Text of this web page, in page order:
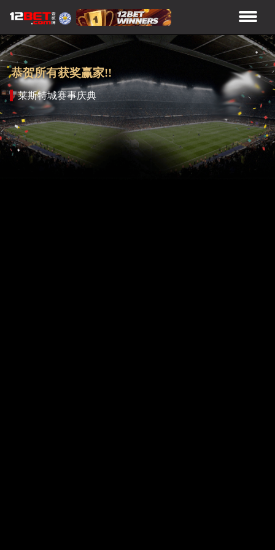
恭贺所有获奖赢家!!
莱斯特城赛事庆典